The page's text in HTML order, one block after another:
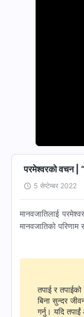
परमेश्‍वरको वचन |
5 सेप्टेम्बर 2022
मानवजातिलाई
मानवजातिको
तपाई र
बिना सुन्दर
गर्नु। यदि